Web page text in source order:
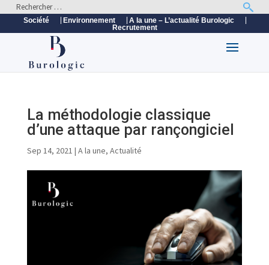
Société Environnement
A la une – L’actualité Burologic
Recrutement
La méthodologie classique
d’une attaque par rançongiciel
Sep 14, 2021 | A la une, Actualité